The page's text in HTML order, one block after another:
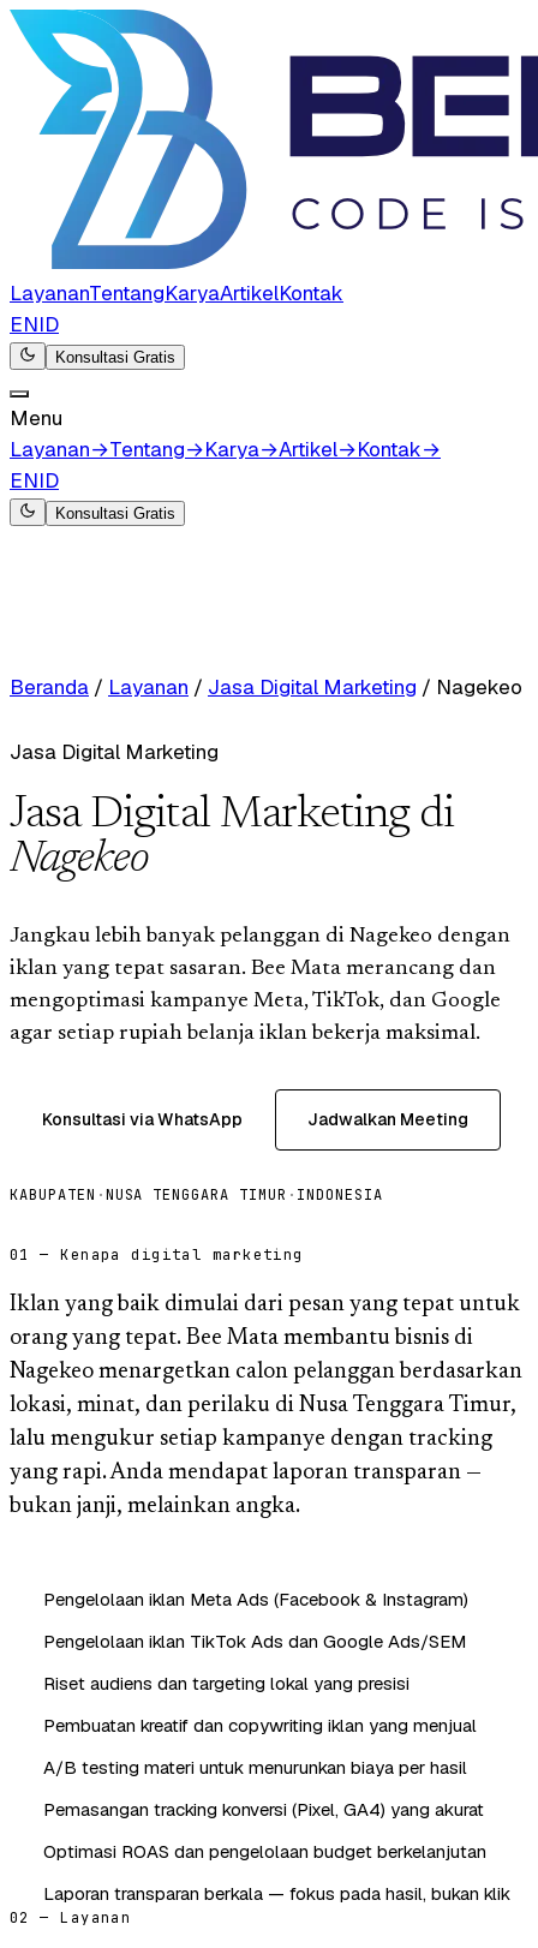
LayananTentangKaryaArtikelKontak
ENID
Konsultasi Gratis
Menu
Layanan→Tentang→Karya→Artikel→Kontak→
ENID
Konsultasi Gratis
Beranda / Layanan / Jasa Digital Marketing / Nagekeo
Jasa Digital Marketing
Jasa Digital Marketing di
Nagekeo
Jangkau lebih banyak pelanggan di Nagekeo dengan
iklan yang tepat sasaran. Bee Mata merancang dan
mengoptimasi kampanye Meta, TikTok, dan Google
agar setiap rupiah belanja iklan bekerja maksimal.
Konsultasi via WhatsApp Jadwalkan Meeting
KABUPATEN ·NUSA TENGGARA TIMUR · INDONESIA
01 — Kenapa digital marketing
Iklan yang baik dimulai dari pesan yang tepat untuk
orang yang tepat. Bee Mata membantu bisnis di
Nagekeo menargetkan calon pelanggan berdasarkan
lokasi, minat, dan perilaku di Nusa Tenggara Timur,
lalu mengukur setiap kampanye dengan tracking
yang rapi. Anda mendapat laporan transparan —
bukan janji, melainkan angka.
Pengelolaan iklan Meta Ads (Facebook & Instagram)
Pengelolaan iklan TikTok Ads dan Google Ads/SEM
Riset audiens dan targeting lokal yang presisi
Pembuatan kreatif dan copywriting iklan yang menjual
A/B testing materi untuk menurunkan biaya per hasil
Pemasangan tracking konversi (Pixel, GA4) yang akurat
Optimasi ROAS dan pengelolaan budget berkelanjutan
Laporan transparan berkala — fokus pada hasil, bukan klik
02 — Layanan